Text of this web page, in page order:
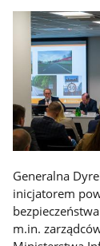
Generalna
inicjatorem
m.in.